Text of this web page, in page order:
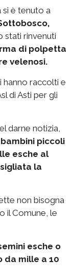
si è tenuto a
stati rinvenuti
di polpetta
velenosi.
hanno raccolti e
di Asti per gli
darne notizia,
piccoli
esche al
la
non bisogna
il Comune, le
esche o
da mille a 10